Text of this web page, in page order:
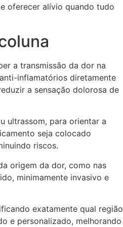
oferecer alívio quando tudo
a transmissão da dor na
inflamatórios diretamente
a sensação dolorosa de
ultrassom, para orientar a
seja colocado
riscos.
origem da dor, como nas
minimamente invasivo e
exatamente qual região
e personalizado, melhorando